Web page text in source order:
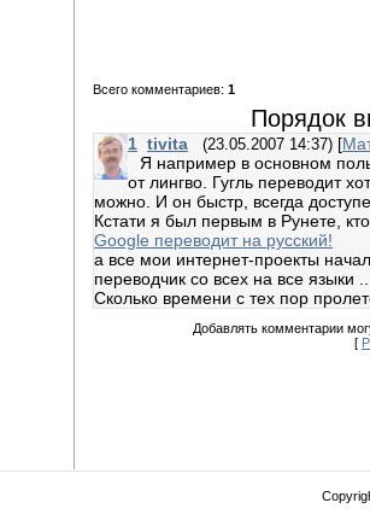
Всего комментариев: 1
Порядок
1 tivita (23.05.2007 14:37) [
Я например в основном
от лингво. Гугль переводит
можно. И он быстр, всегда
Кстати я был первым в Рунете,
Google переводит на русский!
а все мои интернет-проекты
переводчик со всех на все языки
Сколько времени с тех пор
Добавлять комментарии
[